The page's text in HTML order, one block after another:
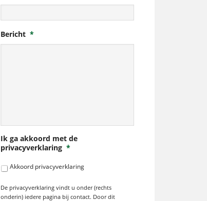
Bericht *
Ik ga akkoord met de
privacyverklaring *
Akkoord privacyverklaring
De privacyverklaring vindt u onder (rechts
onderin) iedere pagina bij contact. Door dit